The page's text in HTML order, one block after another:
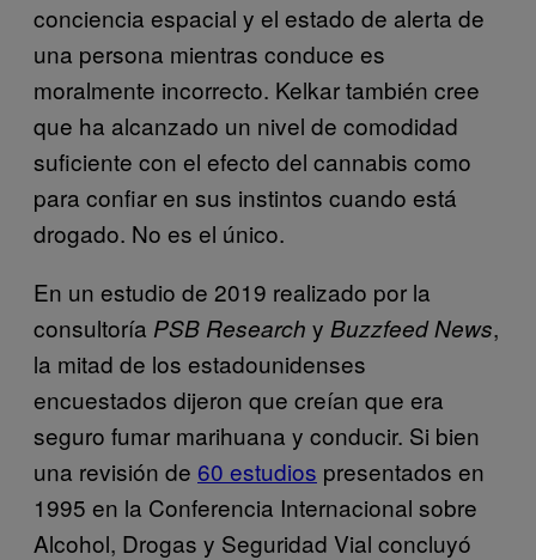
conciencia espacial y el estado de alerta de
una persona mientras conduce es
moralmente incorrecto. Kelkar también cree
que ha alcanzado un nivel de comodidad
suficiente con el efecto del cannabis como
para confiar en sus instintos cuando está
drogado. No es el único.
En un estudio de 2019 realizado por la
consultoría PSB Research y Buzzfeed News,
la mitad de los estadounidenses
encuestados dijeron que creían que era
seguro fumar marihuana y conducir. Si bien
una revisión de 60 estudios presentados en
1995 en la Conferencia Internacional sobre
Alcohol, Drogas y Seguridad Vial concluyó